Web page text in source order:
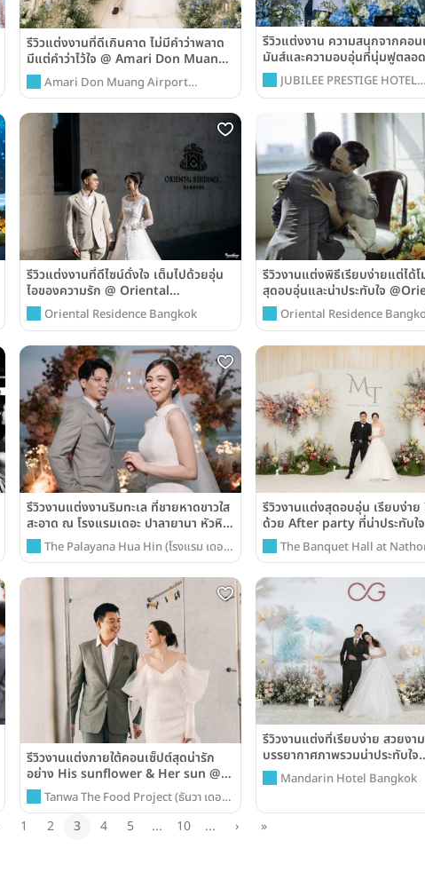
รีวิวแต่งงานที่ดีเกินคาด ไม่มีคำว่าพลาด
มีแต่คำว่าไว้ใจ @ Amari Don Muang
Airport Bangkok
Amari Don Muang Airport
Bangkok
รีวิวแต่งงาน ความสนุกจากคอน
มันส์และความอบอุ่นที่นุ่มฟูตลอ
@Swissôtel Bangkok
JUBILEE PRESTIGE HOTEL
RATCHADAPISEK
รีวิวแต่งงานที่ดีไซน์ดั่งใจ เต็มไปด้วยอุ่น
ไอของความรัก @ Oriental
Residence Bangkok
Oriental Residence Bangkok
รีวิวงานแต่งพิธีเรียบง่ายแต่ได้
สุดอบอุ่นและน่าประทับใจ
Residence Bangkok
Oriental Residence
รีวิวงานแต่งงานริมทะเล ที่ชายหาดขาวใส
สะอาด ณ โรงแรมเดอะ ปาลายานา หัวหิน
(The Palayana Hua Hin)
The Palayana Hua Hin (โรงแรม เดอะ
ปาลายานา หัวหิน)
รีวิวงานแต่งสุดอบอุ่น เรียบง่า
ด้วย After party ที่น่าประทับใ
Banquet Hall at Nathong
The Banquet Hall at
รีวิวงานแต่งภายใต้คอนเซ็ปต์สุดน่ารัก
อย่าง His sunflower & Her sun @
Tanwa The Food Project
Tanwa The Food Project (ธันวา เดอะ
ฟู๊ด โปรเจกท์)
รีวิวงานแต่งที่เรียบง่าย สวยงาม
บรรยากาศภาพรวมน่าประทับใจ
@Mandarin Hotel Bangkok
Mandarin Hotel Bangkok
1 2 3 4 5 ... 10 ... › »